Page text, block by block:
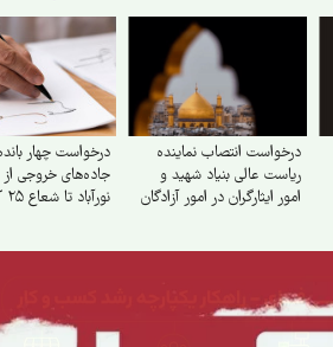
درخواست انتصاب نماینده
ریاست عالی بنیاد شهید و
امور ایثارگران در امور آزادگان
درخواست چهار
جاده‌های خروجی
نورآباد تا شعاع ۲۵ کیلومتری